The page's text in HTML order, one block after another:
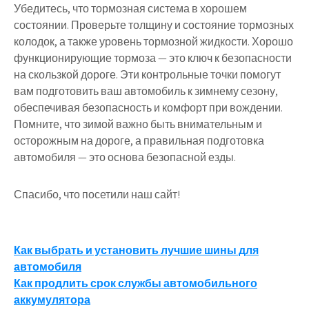
Убедитесь, что тормозная система в хорошем
состоянии. Проверьте толщину и состояние тормозных
колодок, а также уровень тормозной жидкости. Хорошо
функционирующие тормоза — это ключ к безопасности
на скользкой дороге. Эти контрольные точки помогут
вам подготовить ваш автомобиль к зимнему сезону,
обеспечивая безопасность и комфорт при вождении.
Помните, что зимой важно быть внимательным и
осторожным на дороге, а правильная подготовка
автомобиля — это основа безопасной езды.
Спасибо, что посетили наш сайт!
Навигация
по
записям
Как выбрать и установить лучшие шины для
автомобиля
Как продлить срок службы автомобильного
аккумулятора